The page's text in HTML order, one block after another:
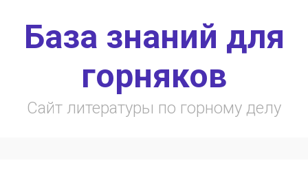
База знаний для
горняков
Сайт литературы по горному делу